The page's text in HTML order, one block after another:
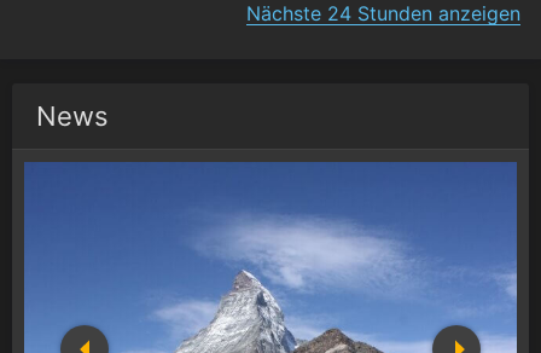
Nächste 24 Stunden anzeigen
News